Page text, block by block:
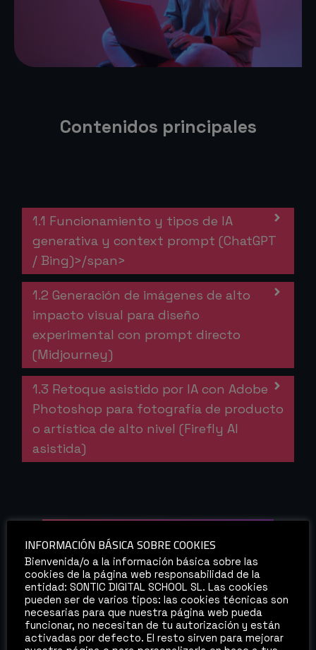
Contenidos principales
1.1 Funcionamiento y tipos de IA
generativa y context prompt (ChatGPT
/ Bing)>/span>
1.2 Generación de imágenes de alto
impacto visual para diseño
experimental con prompt directo
(Midjourney)
1.3 Retoque asistido por IA con Adobe
Photoshop para fotografía de producto
o artística de alto nivel (Firefly AI
asistida)
MÓDULO 2
INTELIGENCIA ARTIFICIAL
GUIADA
INFORMACIÓN BÁSICA SOBRE COOKIES
Bienvenida/o a la información básica sobre las
cookies de la página web responsabilidad de la
entidad: SONTIC DIGITAL SCHOOL SL. Las cookies
pueden ser de varios tipos: las cookies técnicas son
necesarias para que nuestra página web pueda
funcionar, no necesitan de tu autorización y están
activadas por defecto. El resto sirven para mejorar